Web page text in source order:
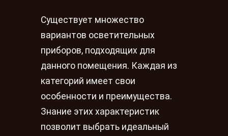
Существует множество
вариантов осветительных
приборов, подходящих для
данного помещения. Каждая из
категорий имеет свои
особенности и преимущества.
Знание этих характеристик
позволит выбрать идеальный